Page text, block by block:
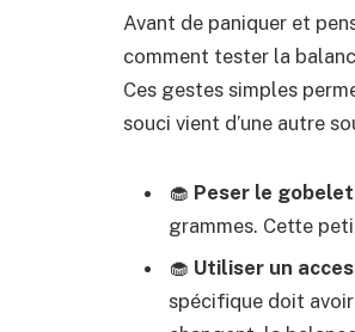
Avant de paniquer et
comment tester la
Ces gestes simples
souci vient d’une autre
🧁 Peser le
grammes. Cette
🧁 Utiliser un
spécifique doit